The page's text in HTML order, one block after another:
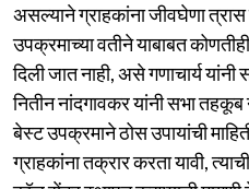
असल्याने ग्राहकांना जीवघेणा
उपक्रमाच्या वतीने याबाबत
दिली जात नाही, असे गणाचार्य
नितीन नांदगावकर यांनी सभा
बेस्ट उपक्रमाने ठोस उपायांची
ग्राहकांना तक्रार करता यावी,